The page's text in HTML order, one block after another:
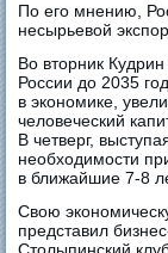
По его мнению,
несырьевой
Во вторник
России до 2035
в экономике,
человеческий
В четверг,
необходимости
в ближайшие 7-8
Свою
представил